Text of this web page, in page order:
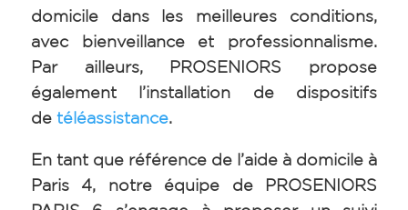
domicile dans les meilleures conditions,
avec bienveillance et professionnalisme.
Par ailleurs, PROSENIORS propose
également l’installation de dispositifs
de téléassistance.
En tant que référence de l’aide à domicile à
Paris 4, notre équipe de PROSENIORS